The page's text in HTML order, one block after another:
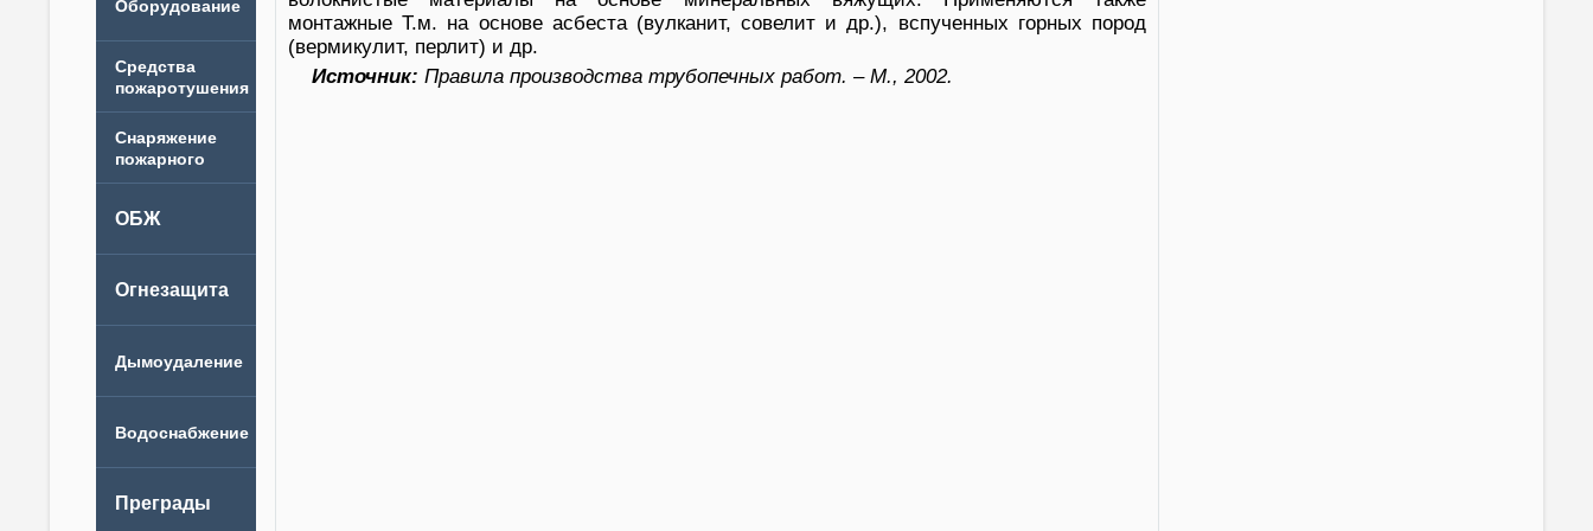
монтажные Т.м. на основе асбеста (вулканит, совелит и др.), вспученных горных пород
(вермикулит, перлит) и др.
Источник: Правила производства трубопечных работ. – М., 2002.